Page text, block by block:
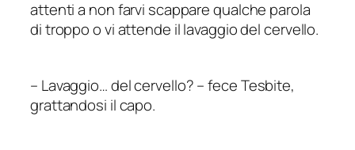
attenti a non farvi scappare qualche parola
di troppo o vi attende il lavaggio del cervello.
– Lavaggio…delcervello?–fece Tesbite,
grattandosi il capo.